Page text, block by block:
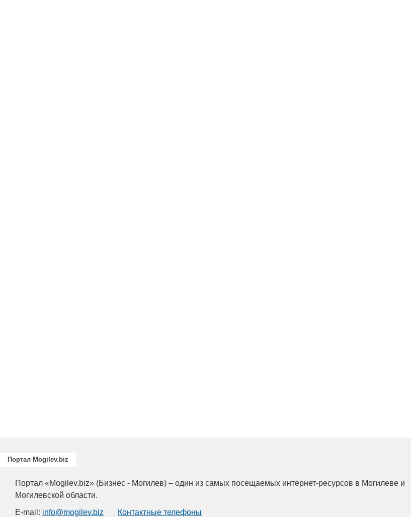
Портал Mogilev.biz
Портал «Mogilev.biz» (Бизнес - Могилев) – один из самых посещаемых интернет-ресурсов в Могилеве и
Могилевской области.
E-mail: info@mogilev.biz Контактные телефоны